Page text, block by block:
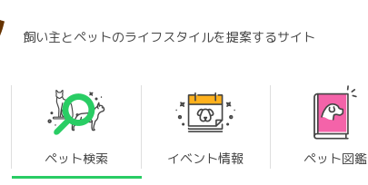
飼い主とペットのライフスタイルを提案するサイト
ペット検索 イベント情報 ペット図鑑